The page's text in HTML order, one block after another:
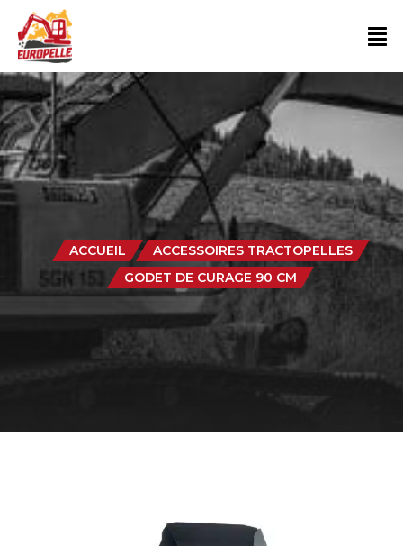
ACCUEIL
ACCESSOIRES TRACTOPELLES
GODET DE CURAGE 90 CM